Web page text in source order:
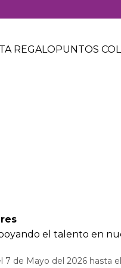
REGALOPUNTOS
el talento en
7 de Mayo del 2026 hasta